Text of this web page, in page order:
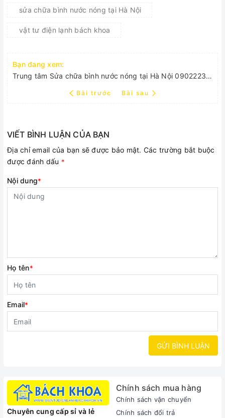
sửa chữa bình nước nóng tại Hà Nội
vật tư điện lạnh bách khoa
Bạn đang xem:
Trung tâm Sửa chữa bình nước nóng tại Hà Nội 0902223456
Bài trước Bài sau
VIẾT BÌNH LUẬN CỦA BẠN
Địa chỉ email của bạn sẽ được bảo mật. Các trường bắt buộc
được đánh dấu *
Nội dung*
Họ tên*
Email*
GỬI BÌNH LUẬN
Chuyên cung cấp sỉ và lẻ
Chính sách mua hàng
Chính sách vận chuyển
Chính sách đổi trả